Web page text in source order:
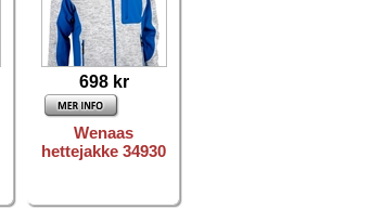
698 kr
Wenaas
hettejakke 34930